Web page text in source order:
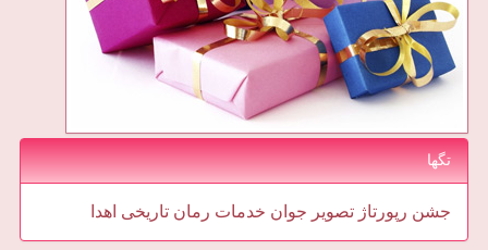
تگها
جشن رپورتاژ تصویر جوان خدمات رمان تاریخی اهدا